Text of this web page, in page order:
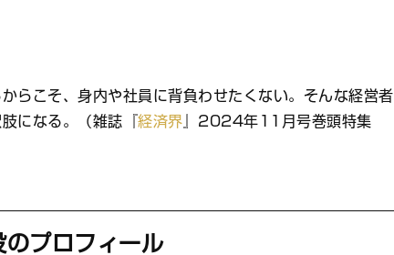
らこそ、身内や社員に背負わせたくない。そんな経営者
になる。（雑誌『 経済界 』2024年11月号巻頭特集
プロフィール